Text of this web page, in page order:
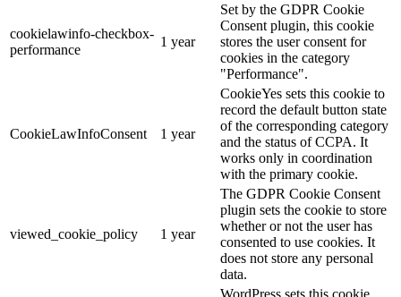
cookielawinfo-checkbox-
performance
1 year
Set by the GDPR Cookie
Consent plugin, this cookie
stores the user consent for
cookies in the category
"Performance".
CookieLawInfoConsent 1 year
CookieYes sets this cookie to
record the default button state
of the corresponding category
and the status of CCPA. It
works only in coordination
with the primary cookie.
viewed_cookie_policy 1 year
The GDPR Cookie Consent
plugin sets the cookie to store
whether or not the user has
consented to use cookies. It
does not store any personal
data.
WordPress sets this cookie